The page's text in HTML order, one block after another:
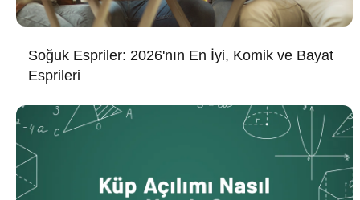
Soğuk Espriler: 2026'nın En İyi, Komik ve Bayat
Esprileri